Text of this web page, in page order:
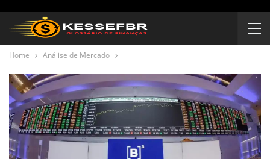
Home Análise de Mercado